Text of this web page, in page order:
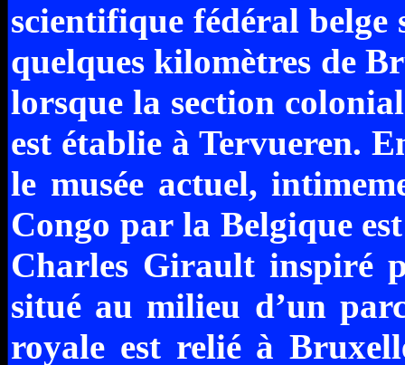
scientifique fédéral belge
quelques kilomètres de
lorsque la section
est établie à Tervueren.
le musée actuel,
Congo par la Belgique
Charles Girault inspiré
situé au milieu d’un
royale est relié à